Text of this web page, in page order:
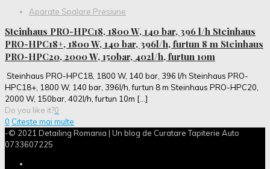
Aparate Spalare Presiune
Steinhaus PRO-HPC18, 1800 W, 140 bar, 396 l/h Steinhaus
PRO-HPC18+, 1800 W, 140 bar, 396l/h, furtun 8 m Steinhaus
PRO-HPC20, 2000 W, 150bar, 402l/h, furtun 10m
Steinhaus PRO-HPC18, 1800 W, 140 bar, 396 l/h Steinhaus PRO-
HPC18+, 1800 W, 140 bar, 396l/h, furtun 8 m Steinhaus PRO-HPC20,
2000 W, 150bar, 402l/h, furtun 10m […]
Do you like it?0
0 Citeste mai multe
-© 2021 Detailing Romania | Un blog de Curatare Tapiterie Auto
0733607225